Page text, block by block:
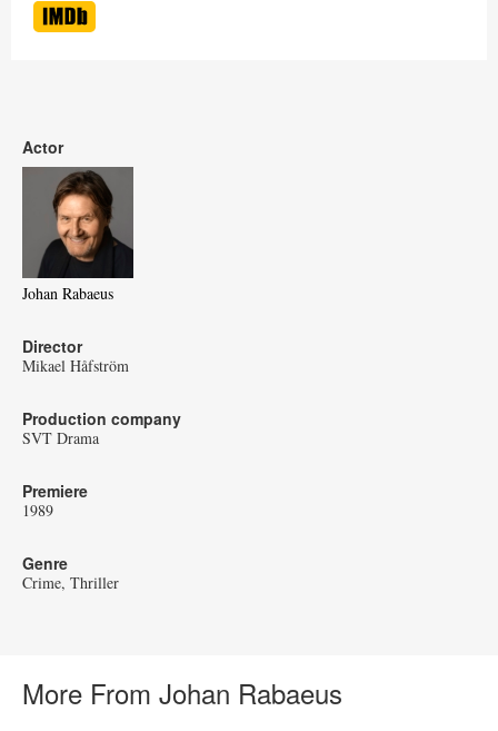
Actor
Johan Rabaeus
Director
Mikael Håfström
Production company
SVT Drama
Premiere
1989
Genre
Crime Thriller
More From Johan Rabaeus